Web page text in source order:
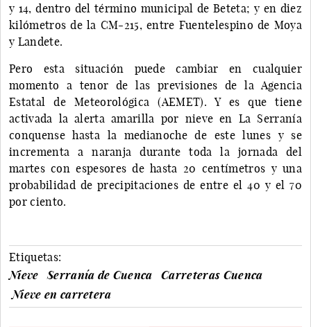
y 14, dentro del término municipal de Beteta; y en diez
kilómetros de la CM-215, entre Fuentelespino de Moya
y Landete.
Pero esta situación puede cambiar en cualquier
momento a tenor de las previsiones de la Agencia
Estatal de Meteorológica (AEMET). Y es que tiene
activada la alerta amarilla por nieve en La Serranía
conquense hasta la medianoche de este lunes y se
incrementa a naranja durante toda la jornada del
martes con espesores de hasta 20 centímetros y una
probabilidad de precipitaciones de entre el 40 y el 70
por ciento.
Etiquetas:
Nieve
Serranía de Cuenca
Carreteras Cuenca
Nieve en carretera